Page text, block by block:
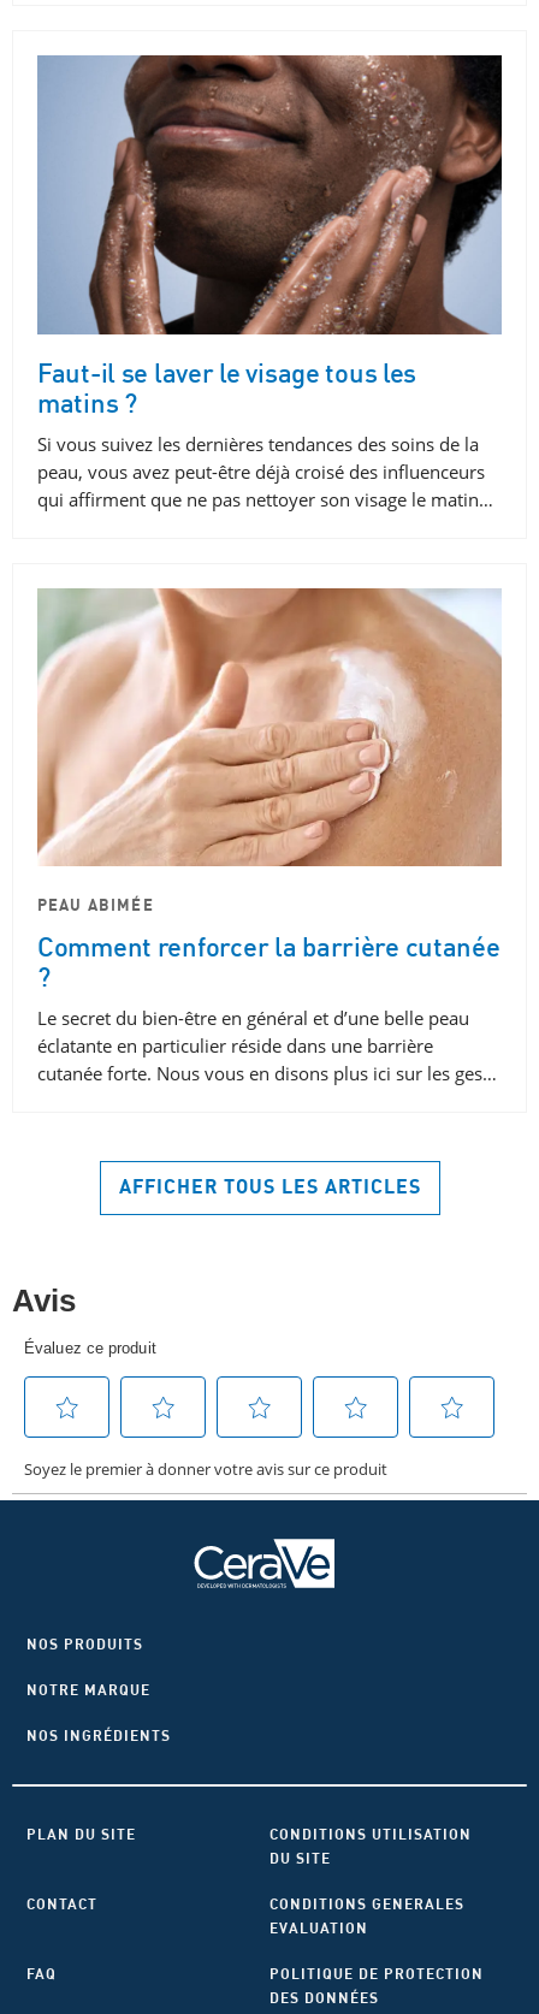
Faut-il se laver le visage tous les
matins ?
Si vous suivez les dernières tendances des soins de la
peau, vous avez peut-être déjà croisé des influenceurs
qui affirment que ne pas nettoyer son visage le matin…
PEAU ABIMÉE
Comment renforcer la barrière cutanée
?
Le secret du bien-être en général et d’une belle peau
éclatante en particulier réside dans une barrière
cutanée forte. Nous vous en disons plus ici sur les ges…
AFFICHER TOUS LES ARTICLES
NOS PRODUITS
NOTRE MARQUE
NOS INGRÉDIENTS
PLAN DU SITE
CONDITIONS UTILISATION
DU SITE
CONTACT
CONDITIONS GENERALES
EVALUATION
FAQ
POLITIQUE DE PROTECTION
DES DONNÉES